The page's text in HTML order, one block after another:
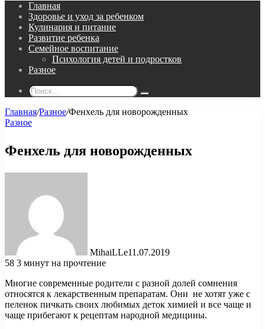
Главная
Здоровье и уход за ребенком
Кулинария и питание
Развитие ребенка
Семейное воспитание
Психология детей и подростков
Разное
Поиск...
Главная/Разное/Фенхель для новорожденных
Разное
Фенхель для новорожденных
MihaiLLe11.07.2019
58 3 минут на прочтение
Многие современные родители с разной долей сомнения
относятся к лекарственным препаратам. Они не хотят уже с
пеленок пичкать своих любимых деток химией и все чаще и
чаще прибегают к рецептам народной медицины.